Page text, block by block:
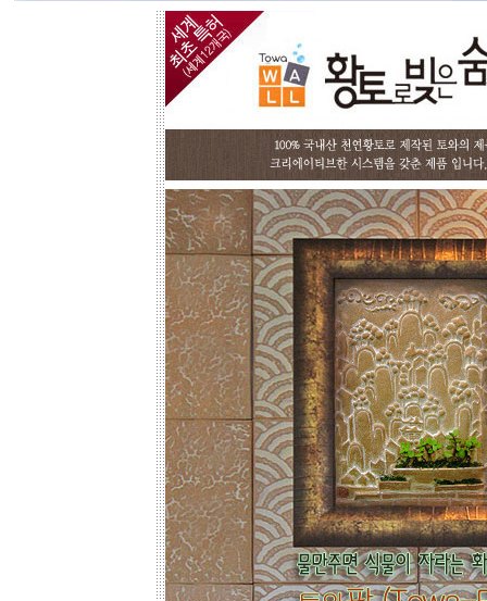
토와 분청사기 부조 벽화는 일련
번호가 있으니, 근처에 타일공을 불러
직접 시공하시고, 번거러워 저희 시공
팀에 의뢰하시면, 시공 포함한 세부 견
포인트 벽화는 토아트에서..
고객님 댁, 벽체 가로세로 크기를 줄자
로 길이를 대략 재어 보시고,
토와의 포인트 컨셉만 골라주시면 최
선의 디자인+견적을 드립니다.
예산에 따라 포인트 벽화부분 즉, 토
아트의 작품크기를 줄이면 저렴하게
도 가능하오니, 거실 아트월 이외에는
토와월과 같은 패턴타일 위주로 디자
인해도 친환경과 기능성 자재의 성능
거실아트월,쇼파월,중문,콘솔☆
고객님의 벽체 사이즈를 예를들어 가
로 3m라면 바로 위 검색코너에서 가로
3000을'클릭'해서 원하는 크기의 상품
들을 보시고 찾으시는 가격과 디자인
을 메모하시고 고객센타로 전화상담
전문 상담원이 제대로 된 친환경 인테
리어자재로 값싼 인테리어가 되는 노
하우를 제시해 드립니다.
황토타일의 제습기능으로 끈적한 여